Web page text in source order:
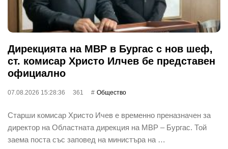
Дирекцията на МВР в Бургас с нов шеф,
ст. комисар Христо Илчев бе представен
официално
07.08.2026 15:28:36 361 Общество
Старши комисар Христо Ичев е временно преназначен за
директор на Областната дирекция на МВР – Бургас. Той
заема поста със заповед на министъра на …